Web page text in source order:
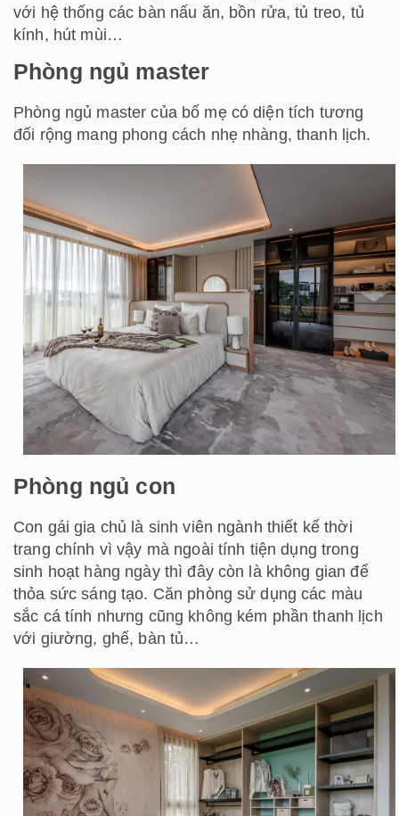
với hệ thống các bàn nấu ăn, bồn rửa, tủ treo, tủ
kính, hút mùi…
Phòng ngủ master
Phòng ngủ master của bố mẹ có diện tích tương
đối rộng mang phong cách nhẹ nhàng, thanh lịch.
Phòng ngủ con
Con gái gia chủ là sinh viên ngành thiết kế thời
trang chính vì vậy mà ngoài tính tiện dụng trong
sinh hoạt hàng ngày thì đây còn là không gian để
thỏa sức sáng tạo. Căn phòng sử dụng các màu
sắc cá tính nhưng cũng không kém phần thanh lịch
với giường, ghế, bàn tủ…